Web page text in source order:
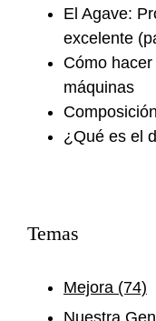
El Agave:
excelente
Cómo
máquinas
¿Qué es el
Temas
Mejora (74)
Nuestra